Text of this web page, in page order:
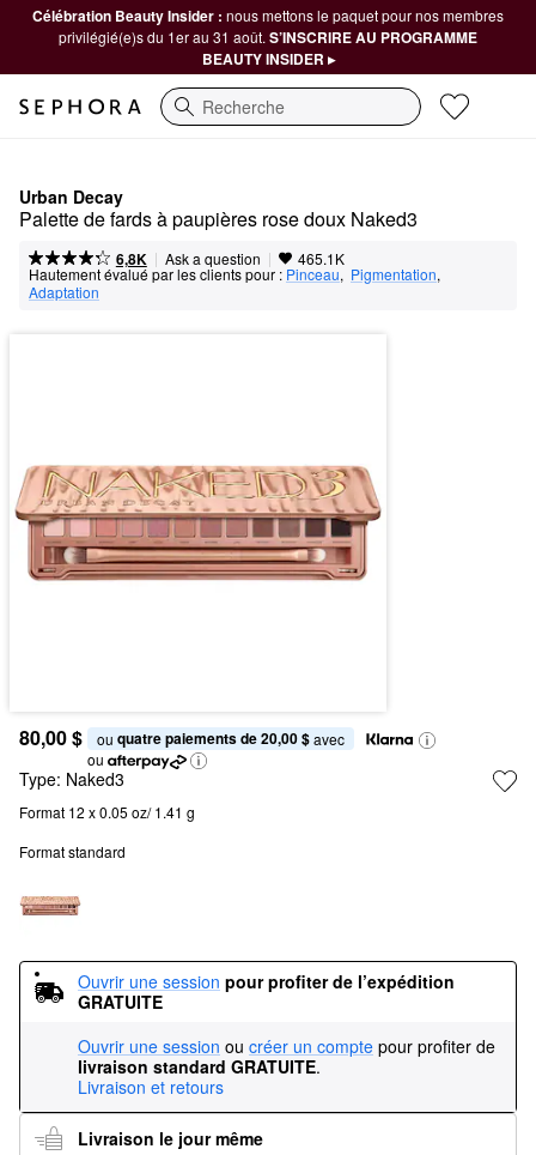
Célébration Beauty Insider : nous mettons le paquet pour nos membres
privilégié(e)s du 1er au 31 août. S’INSCRIRE AU PROGRAMME
BEAUTY INSIDER ▸
Recherche
Urban Decay
Palette de fards à paupières rose doux Naked3
6,8K | Ask a question | 465.1K
Hautement évalué par les clients pour : Pinceau, Pigmentation,
Adaptation
80,00 $ ou quatre paiements de 20,00 $ avec
ou
Type: Naked3
Format 12 x 0.05 oz/ 1.41 g
Format standard
Ouvrir une session pour profiter de l’expédition
GRATUITE
Ouvrir une session ou créer un compte pour profiter de
livraison standard GRATUITE.
Livraison et retours
Livraison le jour même